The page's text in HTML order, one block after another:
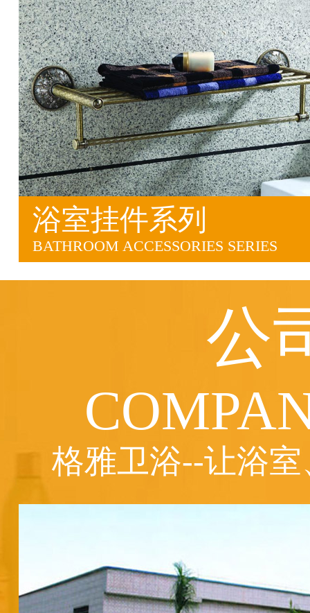
浴室挂件系列
BATHROOM ACCESSORIES SERIES
公
格雅卫浴--让浴